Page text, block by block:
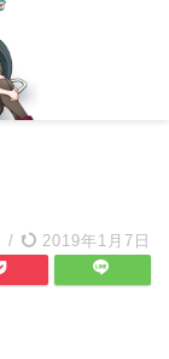
/ 2019年1月7日